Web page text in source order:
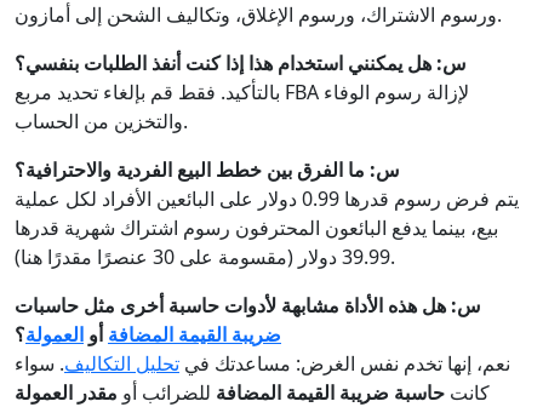
ورسوم الاشتراك، ورسوم الإغلاق، وتكاليف الشحن إلى أمازون.
س: هل يمكنني استخدام هذا إذا كنت أنفذ الطلبات بنفسي؟
بالتأكيد. فقط قم بإلغاء تحديد مربع FBA لإزالة رسوم الوفاء
والتخزين من الحساب.
س: ما الفرق بين خطط البيع الفردية والاحترافية؟
يتم فرض رسوم قدرها 0.99 دولار على البائعين الأفراد لكل عملية
بيع، بينما يدفع البائعون المحترفون رسوم اشتراك شهرية قدرها
39.99 دولار (مقسومة على 30 عنصرًا مقدرًا هنا).
س: هل هذه الأداة مشابهة لأدوات حاسبة أخرى مثل حاسبات
ضريبة القيمة المضافةأو العمولة؟
نعم، إنها تخدم نفس الغرض: مساعدتك في تحليل التكاليف. سواء
كانت حاسبة ضريبة القيمة المضافة للضرائب أو مقدر العمولة